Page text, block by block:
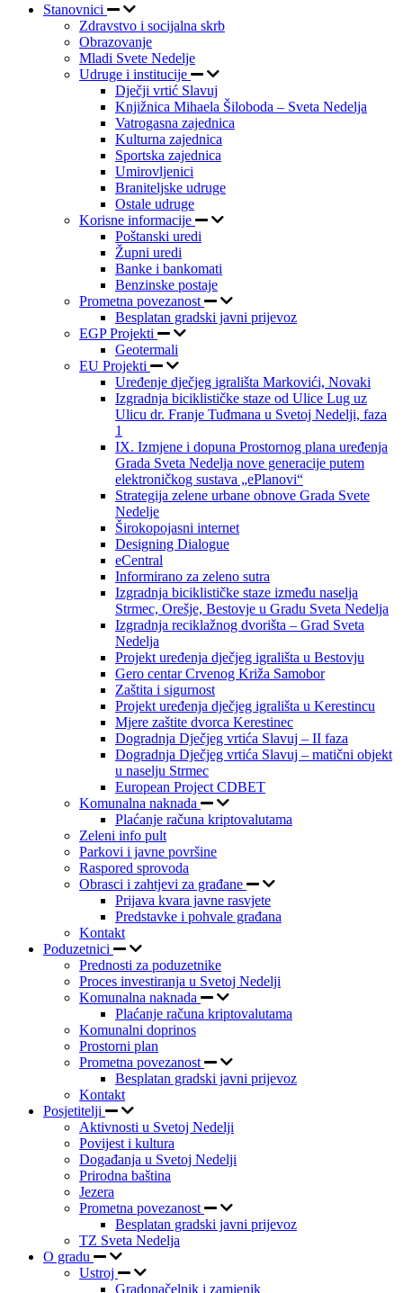
Stanovnici
Zdravstvo i socijalna skrb
Obrazovanje
Mladi Svete Nedelje
Udruge i institucije
Dječji vrtić Slavuj
Knjižnica Mihaela Šiloboda – Sveta Nedelja
Vatrogasna zajednica
Kulturna zajednica
Sportska zajednica
Umirovljenici
Braniteljske udruge
Ostale udruge
Korisne informacije
Poštanski uredi
Župni uredi
Banke i bankomati
Benzinske postaje
Prometna povezanost
Besplatan gradski javni prijevoz
EGP Projekti
Geotermali
EU Projekti
Uređenje dječjeg igrališta Markovići, Novaki
Izgradnja biciklističke staze od Ulice Lug uz
Ulicu dr. Franje Tuđmana u Svetoj Nedelji, faza
1
IX. Izmjene i dopuna Prostornog plana uređenja
Grada Sveta Nedelja nove generacije putem
elektroničkog sustava „ePlanovi“
Strategija zelene urbane obnove Grada Svete
Nedelje
Širokopojasni internet
Designing Dialogue
eCentral
Informirano za zeleno sutra
Izgradnja biciklističke staze između naselja
Strmec, Orešje, Bestovje u Gradu Sveta Nedelja
Izgradnja reciklažnog dvorišta – Grad Sveta
Nedelja
Projekt uređenja dječjeg igrališta u Bestovju
Gero centar Crvenog Križa Samobor
Zaštita i sigurnost
Projekt uređenja dječjeg igrališta u Kerestincu
Mjere zaštite dvorca Kerestinec
Dogradnja Dječjeg vrtića Slavuj – II faza
Dogradnja Dječjeg vrtića Slavuj – matični objekt
u naselju Strmec
European Project CDBET
Komunalna naknada
Plaćanje računa kriptovalutama
Zeleni info pult
Parkovi i javne površine
Raspored sprovoda
Obrasci i zahtjevi za građane
Prijava kvara javne rasvjete
Predstavke i pohvale građana
Kontakt
Poduzetnici
Prednosti za poduzetnike
Proces investiranja u Svetoj Nedelji
Komunalna naknada
Plaćanje računa kriptovalutama
Komunalni doprinos
Prostorni plan
Prometna povezanost
Besplatan gradski javni prijevoz
Kontakt
Posjetitelji
Aktivnosti u Svetoj Nedelji
Povijest i kultura
Događanja u Svetoj Nedelji
Prirodna baština
Jezera
Prometna povezanost
Besplatan gradski javni prijevoz
TZ Sveta Nedelja
O gradu
Ustroj
Gradonačelnik i zamjenik